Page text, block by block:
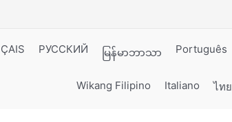
РУССКИЙ မြန်မာဘာသာ Português
Wikang Filipino Italiano ไทย